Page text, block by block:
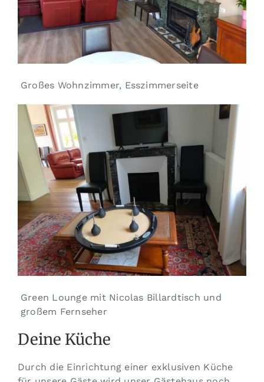
Großes Wohnzimmer, Esszimmerseite
Green Lounge mit Nicolas Billardtisch und
großem Fernseher
Deine Küche
Durch die Einrichtung einer exklusiven Küche